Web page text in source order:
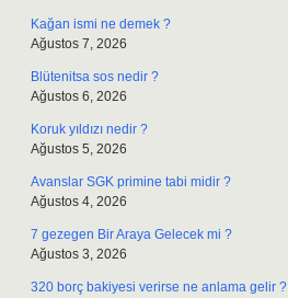
Kağan ismi ne demek ?
Ağustos 7, 2026
Blütenitsa sos nedir ?
Ağustos 6, 2026
Koruk yıldızı nedir ?
Ağustos 5, 2026
Avanslar SGK primine tabi midir ?
Ağustos 4, 2026
7 gezegen Bir Araya Gelecek mi ?
Ağustos 3, 2026
320 borç bakiyesi verirse ne anlama gelir ?